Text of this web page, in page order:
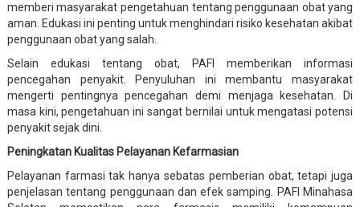
memberi masyarakat pengetahuan tentang penggunaan obat yang
aman. Edukasi ini penting untuk menghindari risiko kesehatan akibat
penggunaan obat yang salah.
Selain edukasi tentang obat, PAFI memberikan informasi
pencegahan penyakit. Penyuluhan ini membantu masyarakat
mengerti pentingnya pencegahan demi menjaga kesehatan. Di
masa kini, pengetahuan ini sangat bernilai untuk mengatasi potensi
penyakit sejak dini.
Peningkatan Kualitas Pelayanan Kefarmasian
Pelayanan farmasi tak hanya sebatas pemberian obat, tetapi juga
penjelasan tentang penggunaan dan efek samping. PAFI Minahasa